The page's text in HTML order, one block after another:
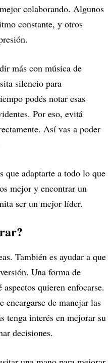
colaborando. Algunos
constante, y otros
más con música de
silencio para
podés notar esas
Por eso, evitá
Así vas a poder
que adaptarte a todo lo que
mejor y encontrar un
ser un mejor líder.
También es ayudar a que
Una forma de
quieren enfocarse.
encargarse de manejar las
tenga interés en mejorar su
decisiones.